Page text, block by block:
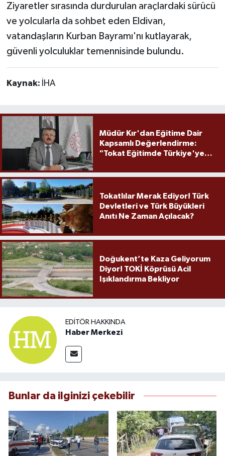
Ziyaretler sırasında durdurulan araçlardaki sürücü
ve yolcularla da sohbet eden Eldivan,
vatandaşların Kurban Bayramı'nı kutlayarak,
güvenli yolculuklar temennisinde bulundu.
Kaynak: İHA
Müdür Kır'dan Eğitime Dair
Kapsamlı Değerlendirme:
"Tokat Eğitimde Türkiye'ye
Tokatlılar Merak Ediyor! Türk
Devletleri ve Türk Büyükleri
Anıtı Ne Zaman Açılacak?
Doğukent’te Kaza Geliyorum
Diyor! TOKİ Köprüsü Acil
Işıklandırma Bekliyor
EDITÖR HAKKINDA
Haber Merkezi
Bunlar da ilginizi çekebilir